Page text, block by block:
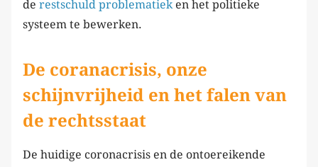
de restschuld problematieken het politieke
systeem te bewerken.
De coranacrisis, onze
schijnvrijheid en het falen van
de rechtsstaat
De huidige coronacrisis en de ontoereikende